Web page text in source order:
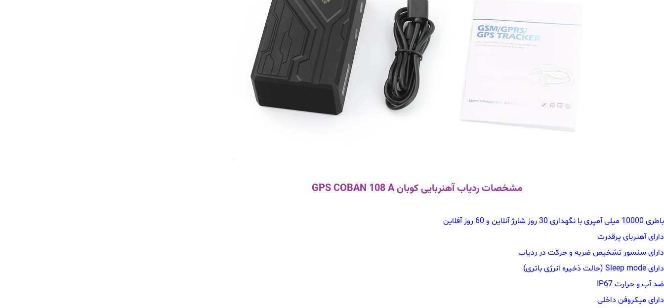
مشخصات ردیاب آهنربایی کوبان GPS COBAN 108 A
باطری 10000 میلی آمپری با نگهداری 30 روز شارژ آنلاین و 60 روز آفلاین
دارای آهنربای پرقدرت
دارای سنسور تشخیص ضربه و حرکت در ردیاب
دارای Sleep mode (حالت ذخیره انرژی باتری)
ضد آب و حرارت IP67
دارای میکروفن داخلی